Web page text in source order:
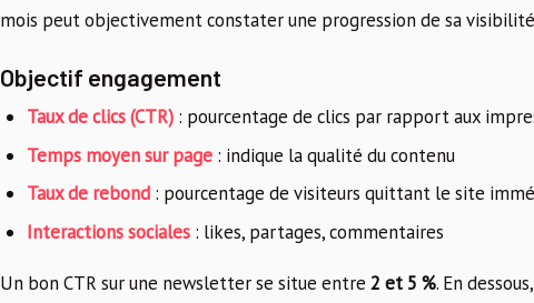
mois peut objectivement constater une progression de sa
Objectif engagement
Taux de clics (CTR) : pourcentage de clics par rapport aux
Temps moyen sur page : indique la qualité du contenu
Taux de rebond : pourcentage de visiteurs quittant le site
Interactions sociales : likes, partages, commentaires
Un bon CTR sur une newsletter se situe entre 2 et 5 %. En